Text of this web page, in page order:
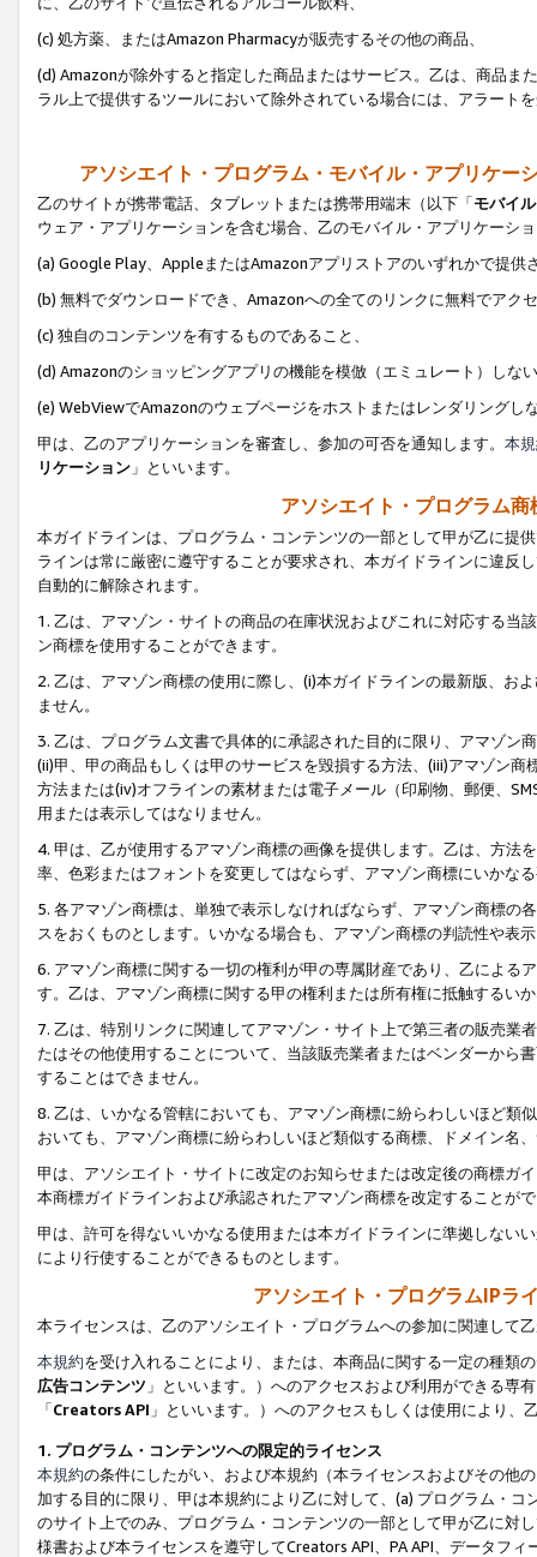
(c) 処方薬、またはAmazon Pharmacyが販売するその他の商品、
(d) Amazonが除外すると指定した商品またはサービス。乙は、商品ま
ラル上で提供するツールにおいて除外されている場合には、アラート
アソシエイト・プログラム・モバイル・アプリケー
乙のサイトが携帯電話、タブレットまたは携帯用端末（以下「モバイ
ウェア・アプリケーションを含む場合、乙のモバイル・アプリケーシ
(a) Google Play、AppleまたはAmazonアプリストアのいずれかで提供
(b) 無料でダウンロードでき、Amazonへの全てのリンクに無料でアク
(c) 独自のコンテンツを有するものであること、
(d) Amazonのショッピングアプリの機能を模倣（エミュレート）しな
(e) WebViewでAmazonのウェブページをホストまたはレンダリングし
甲は、乙のアプリケーションを審査し、参加の可否を通知します。 本
リケーション 」といいます。
アソシエイト・プログラム
本ガイドラインは、プログラム・コンテンツの一部として甲が乙に提
ラインは常に厳密に遵守することが要求され、本ガイドラインに違反
自動的に解除されます。
1. 乙は、アマゾン・サイトの商品の在庫状況およびこれに対応する
ン商標を使用することができます。
2. 乙は、アマゾン商標の使用に際し、(i)本ガイドラインの最新版、お
ません。
3. 乙は、プログラム文書で具体的に承認された目的に限り、アマゾン
(ii)甲、甲の商品もしくは甲のサービスを毀損する方法、(iii)アマゾン
方法または(iv)オフラインの素材または電子メール（印刷物、郵便、
用または表示してはなりません。
4. 甲は、乙が使用するアマゾン商標の画像を提供します。乙は、方
率、色彩またはフォントを変更してはならず、アマゾン商標にいかな
5. 各アマゾン商標は、単独で表示しなければならず、アマゾン商標
スをおくものとします。いかなる場合も、アマゾン商標の判読性や表
6. アマゾン商標に関する一切の権利が甲の専属財産であり、乙による
す。乙は、アマゾン商標に関する甲の権利または所有権に抵触するい
7. 乙は、特別リンクに関連してアマゾン・サイト上で第三者の販売
たはその他使用することについて、当該販売業者またはベンダーから
することはできません。
8. 乙は、いかなる管轄においても、アマゾン商標に紛らわしいほど類
おいても、アマゾン商標に紛らわしいほど類似する商標、ドメイン名
甲は、アソシエイト・サイトに改定のお知らせまたは改定後の商標ガ
本商標ガイドラインおよび承認されたアマゾン商標を改定することが
甲は、許可を得ないいかなる使用または本ガイドラインに準拠しない
により行使することができるものとします。
アソシエイト・プログラムIPラ
本ライセンスは、乙のアソシエイト・プログラムへの参加に関連して
本規約を受け入れることにより、または、本商品に関する一定の種類
広告コンテンツ 」といいます。）へのアクセスおよび利用ができる専
「Creators API 」といいます。）へのアクセスもしくは使用により
1. プログラム・コンテンツへの限定的ライセンス
本規約の条件にしたがい、および本規約（本ライセンスおよびその他
加する目的に限り、甲は本規約により乙に対して、(a) プログラム・
のサイト上でのみ、プログラム・コンテンツの一部として甲が乙に対
様書および本ライセンスを遵守してCreators API、PA API、データフ